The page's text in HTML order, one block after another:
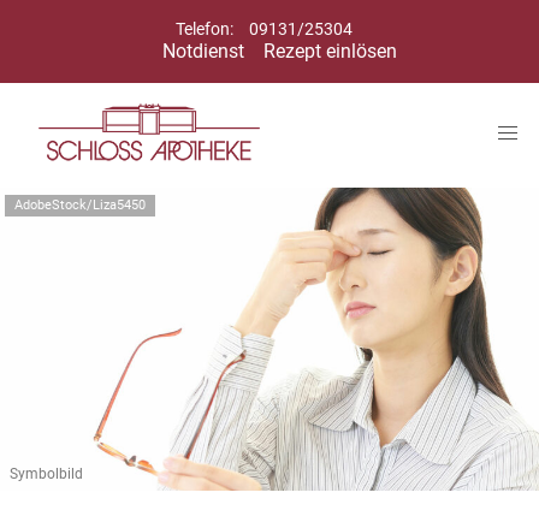
Telefon: 09131/25304
Notdienst Rezept einlösen
AdobeStock/Liza5450
Symbolbild